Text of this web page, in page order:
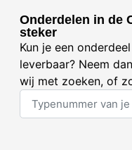
Onderdelen in de
steker
Kun je een
leverbaar? Neem
wij met zoeken, of